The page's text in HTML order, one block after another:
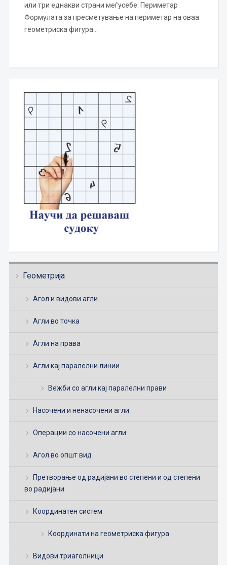
Геометрија
Агол и видови агли
Агли во точка
Агли на права
Агли кај паралелни линии
Вежби со агли кај паралелни прави
Насочени и ненасочени агли
Операции со насочени агли
Агол во општ вид
Претворање од радијани во степени и од степени
во радијани
Координатен систем
Координати на геометриска фигура
Видови триаголници
или три еднакви страни меѓусебе. Периметар
Формулата за пресметување на периметар на оваа
геометриска фигура…